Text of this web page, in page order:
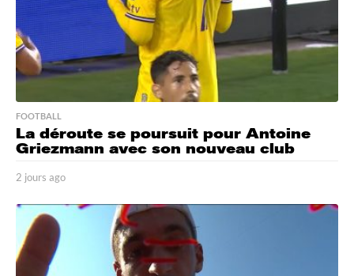
FOOTBALL
La déroute se poursuit pour Antoine
Griezmann avec son nouveau club
2 jours ago
o